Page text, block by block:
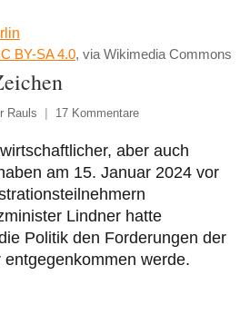
BY-SA 4.0, via Wikimedia Commons
Rauls 17 Kommentare
aber auch
am 15. Januar 2024 vor
Lindner hatte
Politik den Forderungen der
werde.